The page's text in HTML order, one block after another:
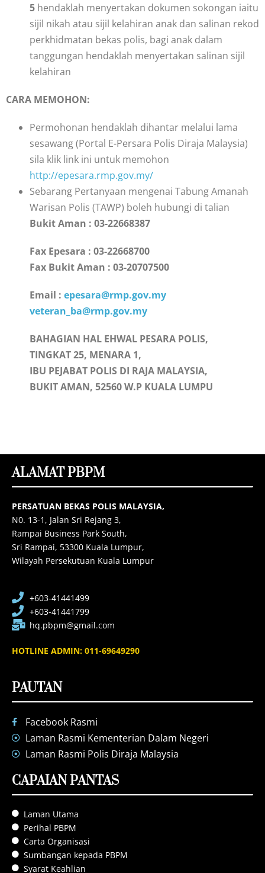
5 hendaklah menyertakan dokumen sokongan iaitu
sijil nikah atau sijil kelahiran anak dan salinan rekod
perkhidmatan bekas polis, bagi anak dalam
tanggungan hendaklah menyertakan salinan sijil
kelahiran
CARA MEMOHON:
Permohonan hendaklah dihantar melalui lama
sesawang (Portal E-Persara Polis Diraja Malaysia)
sila klik link ini untuk memohon
http://epesara.rmp.gov.my/
Sebarang Pertanyaan mengenai Tabung Amanah
Warisan Polis (TAWP) boleh hubungi di talian
Bukit Aman : 03-22668387
Fax Epesara : 03-22668700
Fax Bukit Aman : 03-20707500
Email : epesara@rmp.gov.my
veteran_ba@rmp.gov.my
BAHAGIAN HAL EHWAL PESARA POLIS,
TINGKAT 25, MENARA 1,
IBU PEJABAT POLIS DI RAJA MALAYSIA,
BUKIT AMAN, 52560 W.P KUALA LUMPU
ALAMAT PBPM
PERSATUAN BEKAS POLIS MALAYSIA,
N0. 13-1, Jalan Sri Rejang 3,
Rampai Business Park South,
Sri Rampai, 53300 Kuala Lumpur,
Wilayah Persekutuan Kuala Lumpur
+603-41441499
+603-41441799
hq.pbpm@gmail.com
HOTLINE ADMIN: 011-69649290
PAUTAN
Facebook Rasmi
Laman Rasmi Kementerian Dalam Negeri
Laman Rasmi Polis Diraja Malaysia
CAPAIAN PANTAS
Laman Utama
Perihal PBPM
Carta Organisasi
Sumbangan kepada PBPM
Syarat Keahlian